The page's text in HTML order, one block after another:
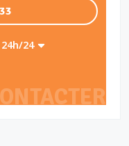
24